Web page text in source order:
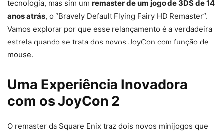
tecnologia, mas sim um remaster de um jogo de 3DS de 14
anos atrás, o “Bravely Default Flying Fairy HD Remaster”.
Vamos explorar por que esse relançamento é a verdadeira
estrela quando se trata dos novos JoyCon com função de
mouse.
Uma Experiência Inovadora
com os JoyCon 2
O remaster da Square Enix traz dois novos minijogos que